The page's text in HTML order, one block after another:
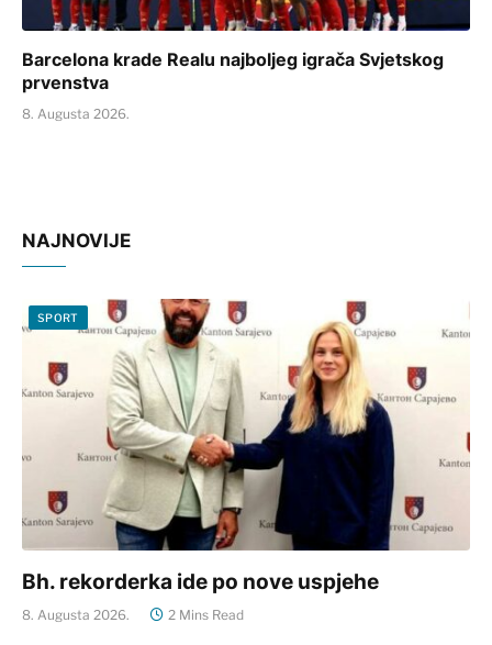
Barcelona krade Realu najboljeg igrača Svjetskog
prvenstva
8. Augusta 2026.
NAJNOVIJE
SPORT
Bh. rekorderka ide po nove uspjehe
8. Augusta 2026. 2 Mins Read